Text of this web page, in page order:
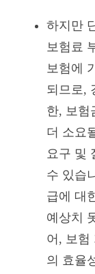
하지만
보험료
보험에
되므로,
한, 보험
더 소요
요구 및
수 있습
급에 대
예상치
어, 보험
의 효율